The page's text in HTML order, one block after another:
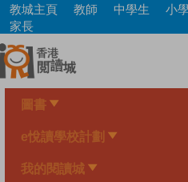
Skip
main
content
教城主頁 教師 中學生
小
家長
圖書
e悅讀學校計劃
我的閱讀城